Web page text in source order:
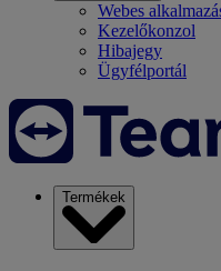
Webes
Kezelőkonzol
Hibajegy
Ügyfélportál
Termékek